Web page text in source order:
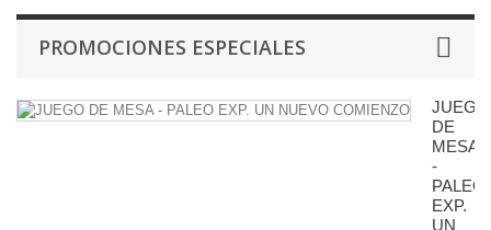
PROMOCIONES ESPECIALES
JUEGO
DE
MESA
-
PALEO
EXP.
UN